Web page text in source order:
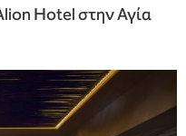
Hotel στην Αγία